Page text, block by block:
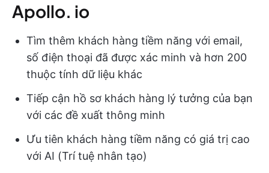
Apollo. io
Tìm thêm khách hàng tiềm năng với email,
số điện thoại đã được xác minh và hơn 200
thuộc tính dữ liệu khác
Tiếp cận hồ sơ khách hàng lý tưởng của bạn
với các đề xuất thông minh
Ưu tiên khách hàng tiềm năng có giá trị cao
với AI (Trí tuệ nhân tạo)